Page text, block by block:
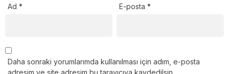
Ad * E-posta*
Daha sonraki yorumlarımda kullanılması için adım, e-posta
adresim ve site adresim bu tarayıcıya kaydedilsin.